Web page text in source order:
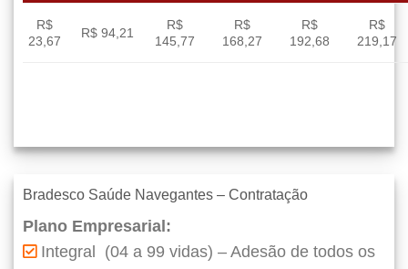
R$
23,67
R$ 94,21
R$
145,77
R$
168,27
R$
192,68
R$
219,17
Bradesco Saúde Navegantes – Contratação
Plano Empresarial:
Integral (04 a 99 vidas) – Adesão de todos os